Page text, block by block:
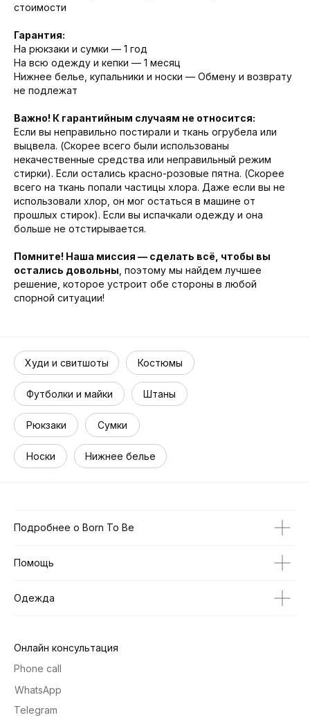
стоимости
Гарантия:
На рюкзаки и сумки — 1 год
На всю одежду и кепки — 1 месяц
Нижнее белье, купальники и носки — Обмену и возврату
не подлежат
Важно! К гарантийным случаям не относится:
Если вы неправильно постирали и ткань огрубела или
выцвела. (Скорее всего были использованы
некачественные средства или неправильный режим
стирки). Если остались красно-розовые пятна. (Скорее
всего на ткань попали частицы хлора. Даже если вы не
использовали хлор, он мог остаться в машине от
прошлых стирок). Если вы испачкали одежду и она
больше не отстирывается.
Помните! Наша миссия — сделать всё, чтобы вы
остались довольны , поэтому мы найдем лучшее
решение, которое устроит обе стороны в любой
спорной ситуации!
Худи и свитшоты
Футболки и майки Штаны
Костюмы
Рюкзаки Сумки
Носки Нижнее белье
Подробнее о Born To Be
Помощь
Одежда
Онлайн консультация
WhatsApp
Telegram
Phone call